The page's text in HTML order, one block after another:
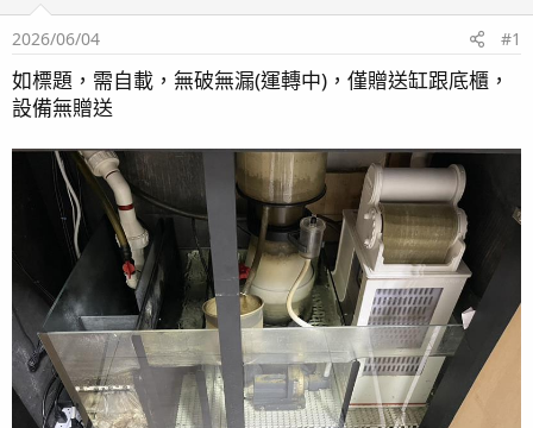
2026/06/04 #1
如標題，需自載，無破無漏(運轉中)，僅贈送缸跟底櫃，
設備無贈送